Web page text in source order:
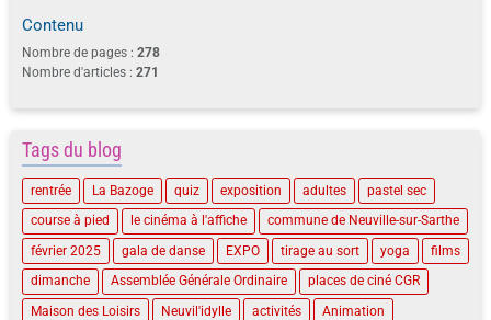
Contenu
Nombre de pages : 278
Nombre d'articles : 271
Tags du blog
rentrée La Bazoge quiz exposition adultes
pastel sec
course à pied
le cinéma à l'affiche
commune de Neuville-sur-Sarthe
février 2025
gala de danse EXPO tirage au sort yoga
films
dimanche
Assemblée Générale Ordinaire
places de ciné CGR
Maison des Loisirs
Neuvil'idylle activités
Animation